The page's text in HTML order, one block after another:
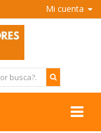
Mi cuenta